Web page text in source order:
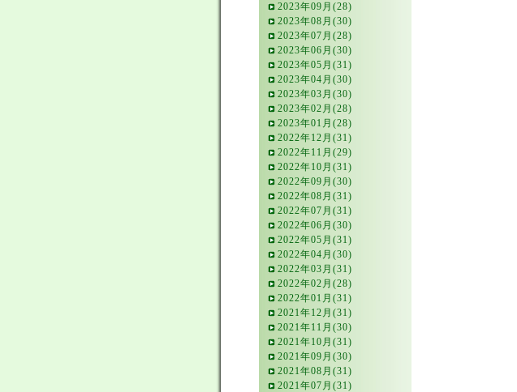
2023年09月(28)
2023年08月(30)
2023年07月(28)
2023年06月(30)
2023年05月(31)
2023年04月(30)
2023年03月(30)
2023年02月(28)
2023年01月(28)
2022年12月(31)
2022年11月(29)
2022年10月(31)
2022年09月(30)
2022年08月(31)
2022年07月(31)
2022年06月(30)
2022年05月(31)
2022年04月(30)
2022年03月(31)
2022年02月(28)
2022年01月(31)
2021年12月(31)
2021年11月(30)
2021年10月(31)
2021年09月(30)
2021年08月(31)
2021年07月(31)